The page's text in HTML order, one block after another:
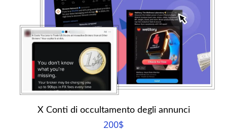
X Conti di occultamento degli annunci
200$